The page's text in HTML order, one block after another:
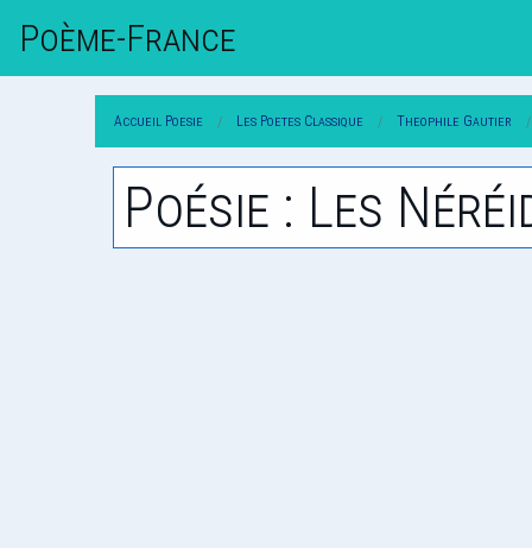
Poème-FrAnce
Accueil Poesie Les Poetes Classique Theophile Gautier
Poésie : Les